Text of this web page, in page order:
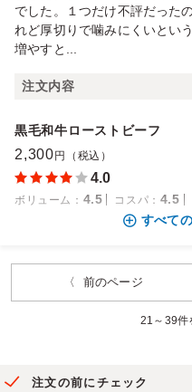
でした。１つだけ不評だった
れど厚切りで噛みにくいとい
増やすと...
注文内容
黒毛和牛ローストビーフ
2,300 円（税込）
4.0
ボリューム ： 4.5 コスパ ： 4.5
すべて
〈 前のページ
21～39件
注文の前にチェック